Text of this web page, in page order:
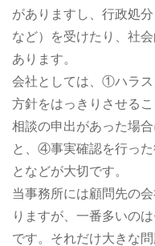
がありますし、行政処
など）を受けたり、社
あります。
会社としては、①ハラス
方針をはっきりさせる
相談の申出があった場
と、④事実確認を行っ
となどが大切です。
当事務所には顧問先の
りますが、一番多いの
です。それだけ大きな